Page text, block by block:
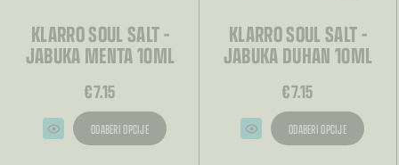
KLARRO SOUL SALT –
JABUKA MENTA 10ML
€7.15
ODABERI OPCIJE
Ovaj
KLARRO SOUL SALT –
JABUKA DUHAN 10ML
€7.15
ODABERI OPCIJE
Ovaj